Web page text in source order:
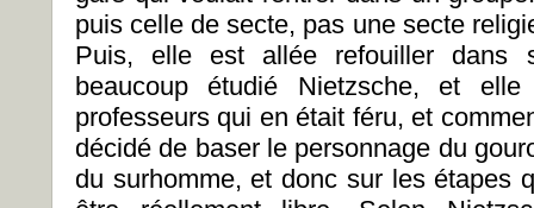
puis celle de secte, pas une secte
Puis, elle est allée refouiller
beaucoup étudié Nietzsche, et
professeurs qui en était féru, et
décidé de baser le personnage du
du surhomme, et donc sur les étapes